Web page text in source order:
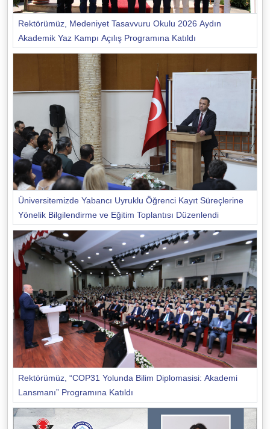
Rektörümüz, Medeniyet Tasavvuru Okulu 2026 Aydın
Akademik Yaz Kampı Açılış Programına Katıldı
Üniversitemizde Yabancı Uyruklu Öğrenci Kayıt Süreçlerine
Yönelik Bilgilendirme ve Eğitim Toplantısı Düzenlendi
Rektörümüz, “COP31 Yolunda Bilim Diplomasisi: Akademi
Lansmanı” Programına Katıldı